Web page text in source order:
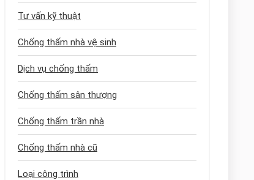
Tư vấn kỹ thuật
Chống thấm nhà vệ sinh
Dịch vụ chống thấm
Chống thấm sân thượng
Chống thấm trần nhà
Chống thấm nhà cũ
Loại công trình